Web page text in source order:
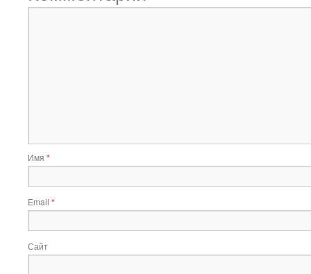
Имя *
Email *
Сайт